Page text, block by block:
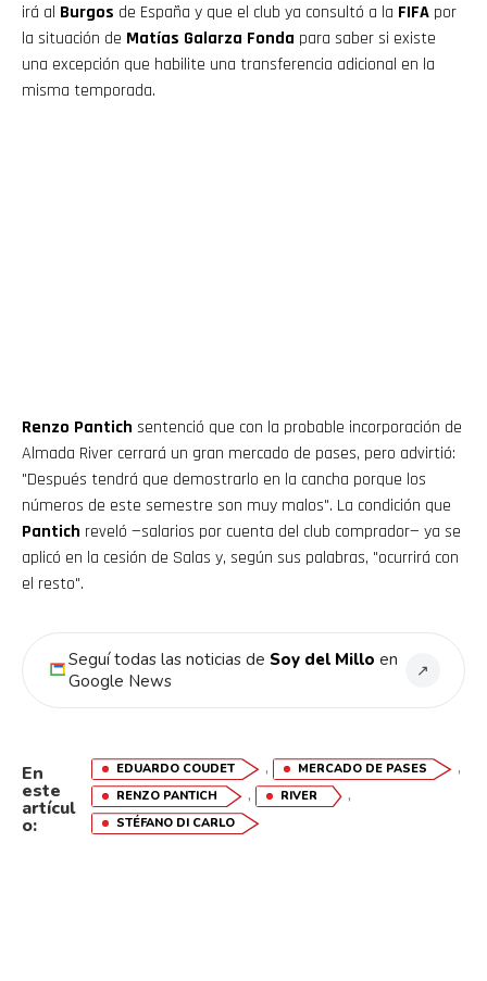
irá al Burgos de España y que el club ya consultó a la FIFA por
la situación de Matías Galarza Fonda para saber si existe
una excepción que habilite una transferencia adicional en la
misma temporada.
Renzo Pantich sentenció que con la probable incorporación de
Almada River cerrará un gran mercado de pases, pero advirtió:
"Después tendrá que demostrarlo en la cancha porque los
números de este semestre son muy malos". La condición que
Pantich reveló —salarios por cuenta del club comprador— ya se
aplicó en la cesión de Salas y, según sus palabras, "ocurrirá con
el resto".
Seguí todas las noticias de Soy del Millo en
Google News
↗
En
este
artícul
o:
EDUARDO COUDET , MERCADO DE PASES ,
RENZO PANTICH , RIVER ,
STÉFANO DI CARLO